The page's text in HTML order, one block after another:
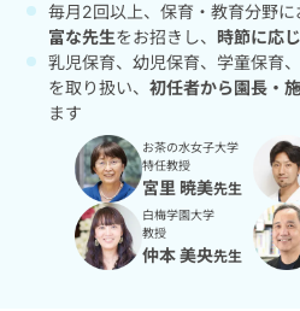
毎月2回以上、保育・教育分野に
富な先生をお招きし、 時節に応
乳児保育、幼児保育、学童保育
を取り扱い、 初任者から園長・
ます
お茶の水女子大学
特任教授
宮里 暁美先生
白梅学園大学
教授
仲本 美央先生